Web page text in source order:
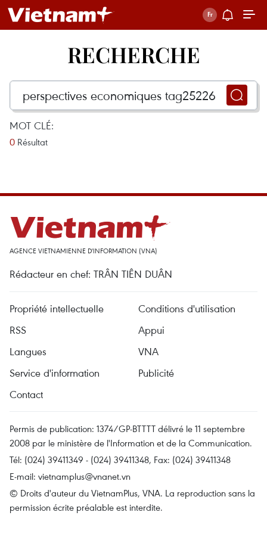
RECHERCHE
MOT CLÉ:
0 Résultat
AGENCE VIETNAMIENNE D'INFORMATION (VNA)
Rédacteur en chef: TRÂN TIÊN DUÂN
Propriété intellectuelle
Conditions d'utilisation
RSS
Appui
Langues
VNA
Service d'information
Publicité
Contact
Permis de publication: 1374/GP-BTTTT délivré le 11 septembre
2008 par le ministère de l'Information et de la Communication.
Tél: (024) 39411349 - (024) 39411348, Fax: (024) 39411348
E-mail: vietnamplus@vnanet.vn
© Droits d'auteur du VietnamPlus, VNA. La reproduction sans la
permission écrite préalable est interdite.